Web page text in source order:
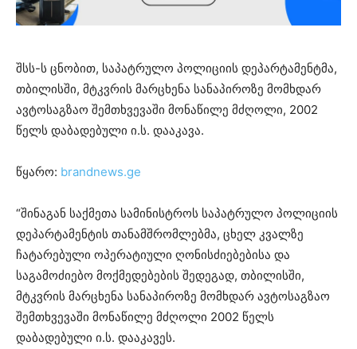
შსს-ს ცნობით, საპატრულო პოლიციის დეპარტამენტმა,
თბილისში, მტკვრის მარცხენა სანაპიროზე მომხდარ
ავტოსაგზაო შემთხვევაში მონაწილე მძღოლი, 2002
წელს დაბადებული ი.ს. დააკავა.
წყარო: brandnews.ge
“შინაგან საქმეთა სამინისტროს საპატრულო პოლიციის
დეპარტამენტის თანამშრომლებმა, ცხელ კვალზე
ჩატარებული ოპერატიული ღონისძიებებისა და
საგამოძიებო მოქმედებების შედეგად, თბილისში,
მტკვრის მარცხენა სანაპიროზე მომხდარ ავტოსაგზაო
შემთხვევაში მონაწილე მძღოლი 2002 წელს
დაბადებული ი.ს. დააკავეს.